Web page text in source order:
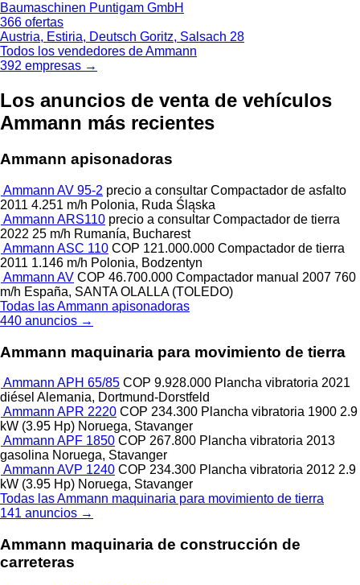
Baumaschinen Puntigam GmbH
366 ofertas
Austria, Estiria, Deutsch Goritz, Salsach 28
Todos los vendedores de Ammann
392 empresas →
Los anuncios de venta de vehículos
Ammann más recientes
Ammann apisonadoras
Ammann AV 95-2 precio a consultar Compactador de asfalto
2011 4.251 m/h Polonia, Ruda Śląska
Ammann ARS110 precio a consultar Compactador de tierra
2022 25 m/h Rumanía, Bucharest
Ammann ASC 110 COP 121.000.000 Compactador de tierra
2011 1.146 m/h Polonia, Bodzentyn
Ammann AV COP 46.700.000 Compactador manual 2007 760
m/h España, SANTA OLALLA (TOLEDO)
Todas las Ammann apisonadoras
440 anuncios →
Ammann maquinaria para movimiento de tierra
Ammann APH 65/85 COP 9.928.000 Plancha vibratoria 2021
diésel Alemania, Dortmund-Dorstfeld
Ammann APR 2220 COP 234.300 Plancha vibratoria 1900 2.9
kW (3.95 Hp) Noruega, Stavanger
Ammann APF 1850 COP 267.800 Plancha vibratoria 2013
gasolina Noruega, Stavanger
Ammann AVP 1240 COP 234.300 Plancha vibratoria 2012 2.9
kW (3.95 Hp) Noruega, Stavanger
Todas las Ammann maquinaria para movimiento de tierra
141 anuncios →
Ammann maquinaria de construcción de
carreteras